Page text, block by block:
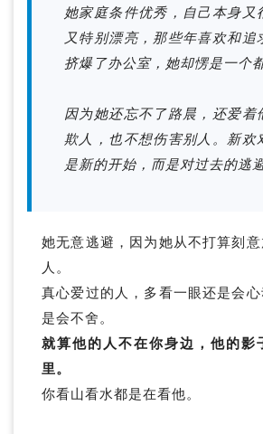
她家庭条件优秀，自己本身又
又特别漂亮，那些年喜欢和追
挤爆了办公室，她却愣是一个
因为她还忘不了路晨，还爱着
欺人，也不想伤害别人。新欢
是新的开始，而是对过去的逃避
她无意逃避，因为她从不打算刻
人。
真心爱过的人，多看一眼还是会
是会不舍。
就算他的人不在你身边，他的影
里。
你看山看水都是在看他。